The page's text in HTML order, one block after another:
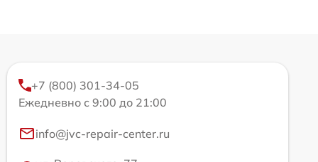
+7 (800) 301-34-05
Ежедневно с 9:00 до 21:00
info@jvc-repair-center.ru